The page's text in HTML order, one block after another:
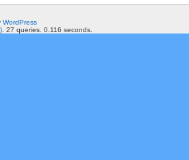
WordPress
. 27 queries. 0.116 seconds.